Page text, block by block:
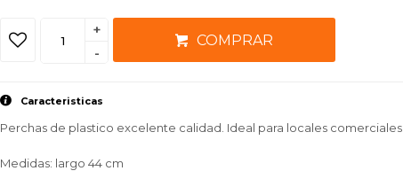
+
-
COMPRAR
Caracteristicas
Perchas de plastico excelente calidad. Ideal para locales comerciales.
Medidas: largo 44 cm